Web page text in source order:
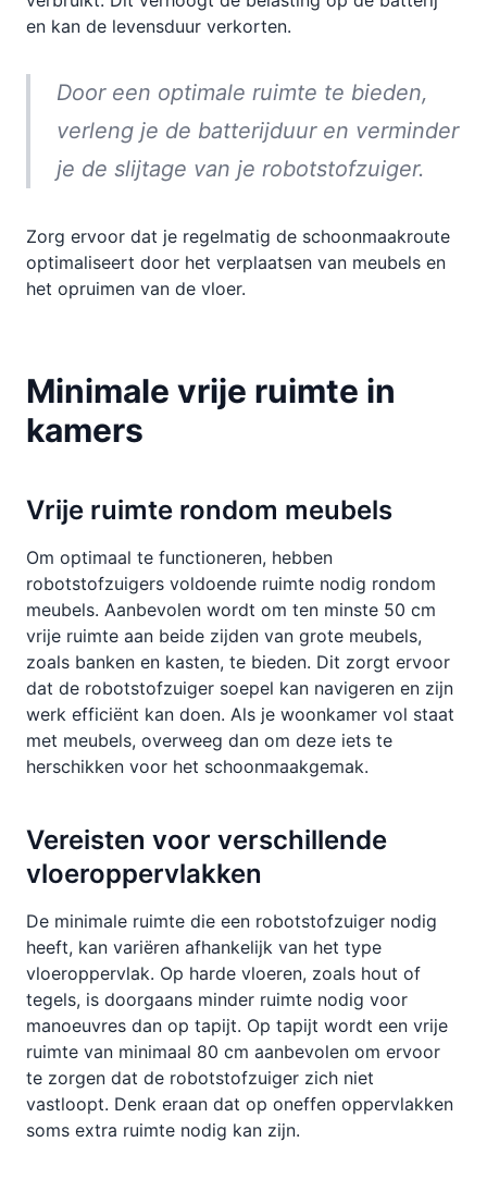
en kan de levensduur verkorten.
Door een optimale ruimte te bieden,
verleng je de batterijduur en verminder
je de slijtage van je robotstofzuiger.
Zorg ervoor dat je regelmatig de schoonmaakroute
optimaliseert door het verplaatsen van meubels en
het opruimen van de vloer.
Minimale vrije ruimte in
kamers
Vrije ruimte rondom meubels
Om optimaal te functioneren, hebben
robotstofzuigers voldoende ruimte nodig rondom
meubels. Aanbevolen wordt om ten minste 50 cm
vrije ruimte aan beide zijden van grote meubels,
zoals banken en kasten, te bieden. Dit zorgt ervoor
dat de robotstofzuiger soepel kan navigeren en zijn
werk efficiënt kan doen. Als je woonkamer vol staat
met meubels, overweeg dan om deze iets te
herschikken voor het schoonmaakgemak.
Vereisten voor verschillende
vloeroppervlakken
De minimale ruimte die een robotstofzuiger nodig
heeft, kan variëren afhankelijk van het type
vloeroppervlak. Op harde vloeren, zoals hout of
tegels, is doorgaans minder ruimte nodig voor
manoeuvres dan op tapijt. Op tapijt wordt een vrije
ruimte van minimaal 80 cm aanbevolen om ervoor
te zorgen dat de robotstofzuiger zich niet
vastloopt. Denk eraan dat op oneffen oppervlakken
soms extra ruimte nodig kan zijn.